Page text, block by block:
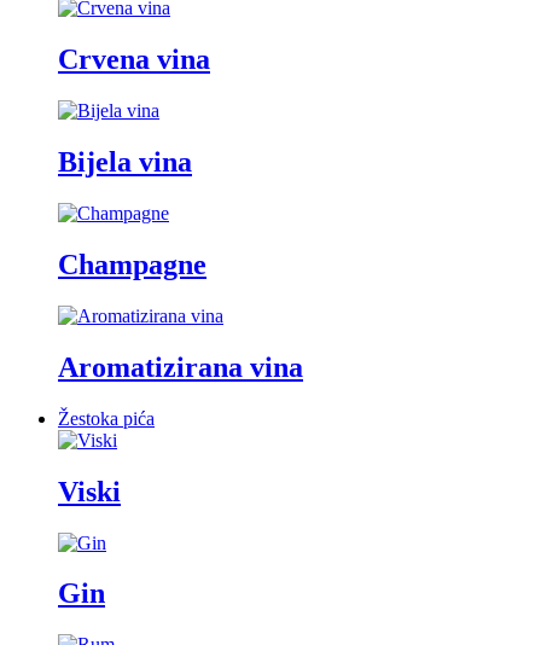
Crvena vina
Bijela vina
Champagne
Aromatizirana vina
Žestoka pića
Viski
Gin